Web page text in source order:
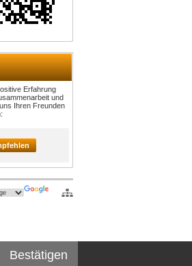
Erfahrung
und
Ihren Freunden
Bestätigen